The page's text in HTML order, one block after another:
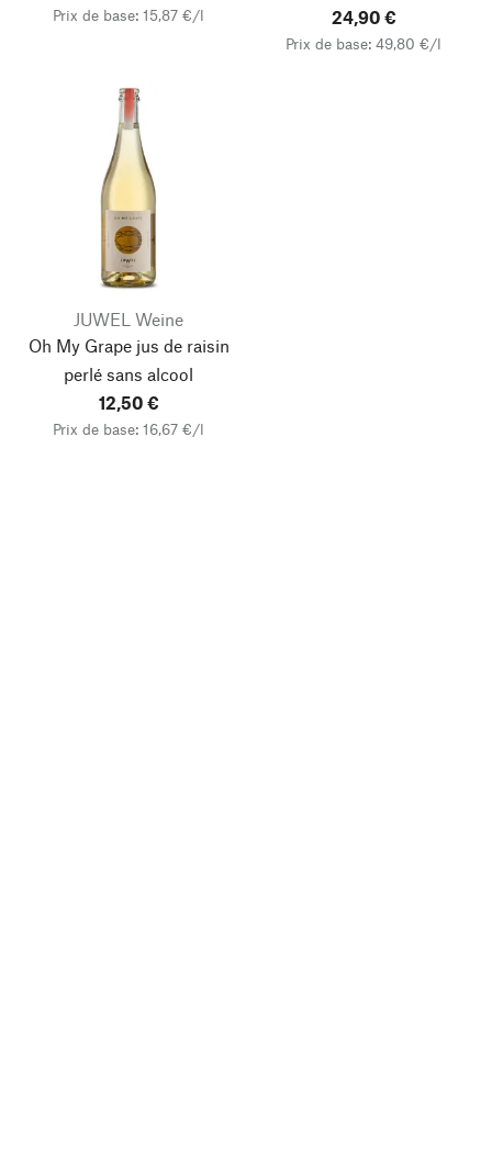
Prix de base: 15,87 €/l
24,90 €
Prix de base: 49,80 €/l
JUWEL Weine
Oh My Grape jus de raisin
perlé sans alcool
12,50 €
Prix de base: 16,67 €/l